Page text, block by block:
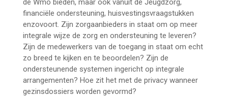
de Wmo bieden, maar ook vanuit de Jeugdzorg,
financiële ondersteuning, huisvestingsvraagstukken
enzovoort. Zijn zorgaanbieders in staat om op meer
integrale wijze de zorg en ondersteuning te leveren?
Zijn de medewerkers van de toegang in staat om echt
zo breed te kijken en te beoordelen? Zijn de
ondersteunende systemen ingericht op integrale
arrangementen? Hoe zit het met de privacy wanneer
gezinsdossiers worden gevormd?